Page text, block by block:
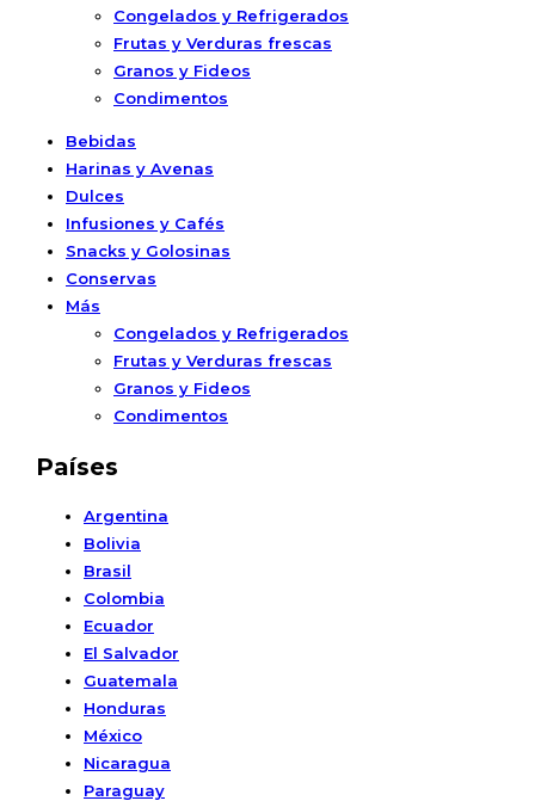
Congelados y Refrigerados
Frutas y Verduras frescas
Granos y Fideos
Condimentos
Bebidas
Harinas y Avenas
Dulces
Infusiones y Cafés
Snacks y Golosinas
Conservas
Más
Congelados y Refrigerados
Frutas y Verduras frescas
Granos y Fideos
Condimentos
Países
Argentina
Bolivia
Brasil
Colombia
Ecuador
El Salvador
Guatemala
Honduras
México
Nicaragua
Paraguay